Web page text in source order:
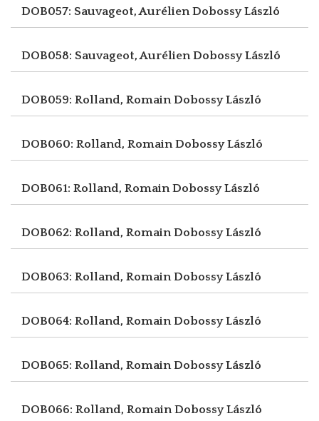
DOB057: Sauvageot, AurélienDobossy László
DOB058: Sauvageot, AurélienDobossy László
DOB059: Rolland, RomainDobossy László
DOB060: Rolland, RomainDobossy László
DOB061: Rolland, RomainDobossy László
DOB062: Rolland, RomainDobossy László
DOB063: Rolland, RomainDobossy László
DOB064: Rolland, RomainDobossy László
DOB065: Rolland, RomainDobossy László
DOB066: Rolland, RomainDobossy László